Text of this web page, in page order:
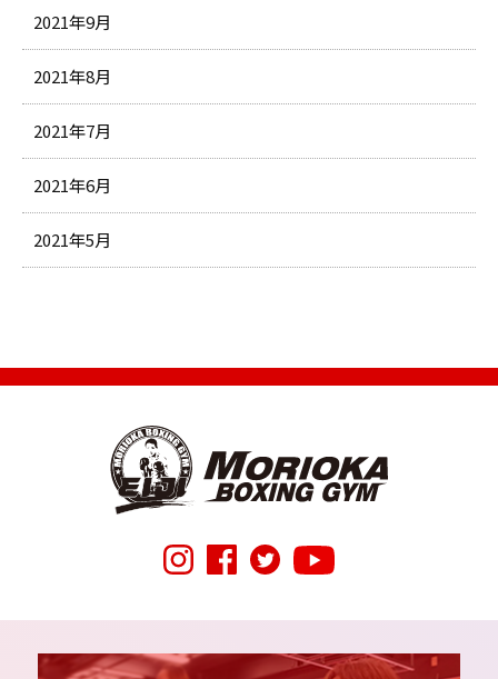
2021年9月
2021年8月
2021年7月
2021年6月
2021年5月